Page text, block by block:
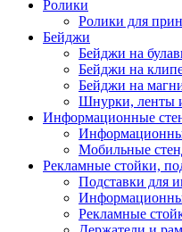
Ролики
Ролики для
Бейджи
Бейджи на
Бейджи на
Бейджи на
Шнурки, ленты
Информационные
Мобильные
Рекламные стойки,
Подставки для
Рекламные